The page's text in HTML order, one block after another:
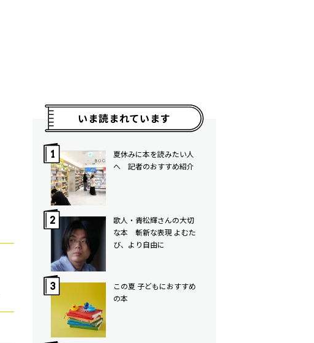
いま読まれています
夏休みに本を読みたい人
へ 記者のおすすめ紹介
歌人・青松輝さんの大切
な本 斬新な表現 よむた
び、より自由に
この夏 子どもにおすすめ
の本